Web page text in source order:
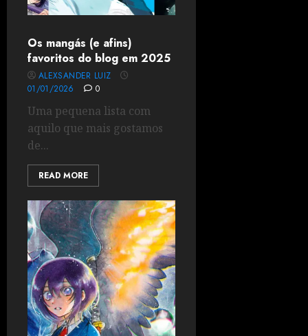
Os mangás (e afins)
favoritos do blog em 2025
ALEXSANDER LUIZ
01/01/2026
0
Uma pequena lista com
aquilo que mais gostamos
de...
READ MORE